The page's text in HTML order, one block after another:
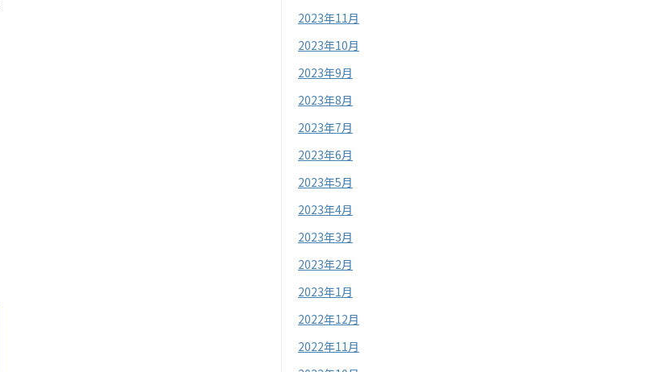
2023年11月
2023年10月
2023年9月
2023年8月
2023年7月
2023年6月
2023年5月
2023年4月
2023年3月
2023年2月
2023年1月
2022年12月
2022年11月